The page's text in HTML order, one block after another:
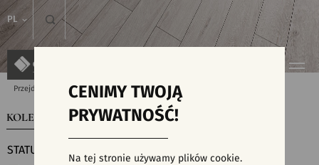
PL
Przejdź do strony głównej Kolekcje
KOLEKCJE WYSZUKIWARKA PŁYTEK
STATUS
CENIMY TWOJĄ
PRYWATNOŚĆ!
Na tej stronie używamy plików cookie.